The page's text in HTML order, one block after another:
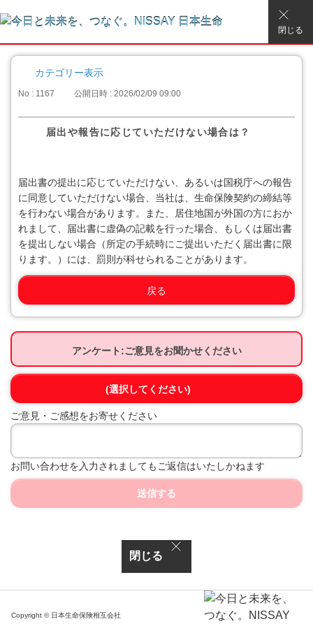
閉じる
カテゴリー表示
No : 1167 公開日時 : 2026/02/09 09:00
届出や報告に応じていただけない場合は？
届出書の提出に応じていただけない、あるいは国税庁への報告
に同意していただけない場合、当社は、生命保険契約の締結等
を行わない場合があります。また、居住地国が外国の方におか
れまして、届出書に虚偽の記載を行った場合、もしくは届出書
を提出しない場合（所定の手続時にご提出いただく届出書に限
ります。）には、罰則が科せられることがあります。
戻る
アンケート:ご意見をお聞かせください
(選択してください)
ご意見・ご感想をお寄せください
お問い合わせを入力されましてもご返信はいたしかねます
送信する
閉じる
Copyright © 日本生命保険相互会社